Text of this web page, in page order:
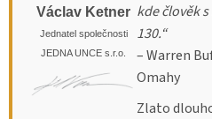
Václav Ketner
Jednatel společnosti
JEDNA UNCE s.r.o.
kde člověk
130.“
– Warren
Omahy
Zlato